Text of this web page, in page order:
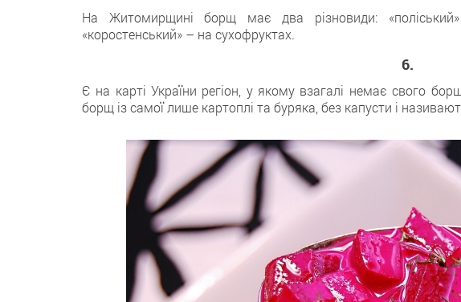
На Житомирщині борщ має два різновиди:
«коростенський» – на сухофруктах.
6.
Є на карті України регіон, у якому взагалі немає свого
борщ із самої лише картоплі та буряка, без капусти і